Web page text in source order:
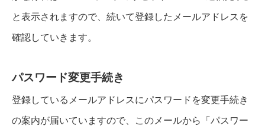
と表示されますので、続いて登録したメールアドレスを
確認していきます。
パスワード変更手続き
登録しているメールアドレスにパスワードを変更手続き
の案内が届いていますので、このメールから「パスワー